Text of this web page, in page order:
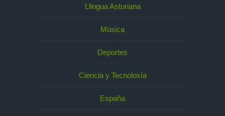
Llingua Asturiana
Música
Deportes
Ciencia y Tecnoloxía
España